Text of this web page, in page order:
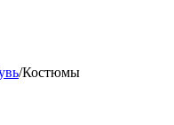
/Костюмы